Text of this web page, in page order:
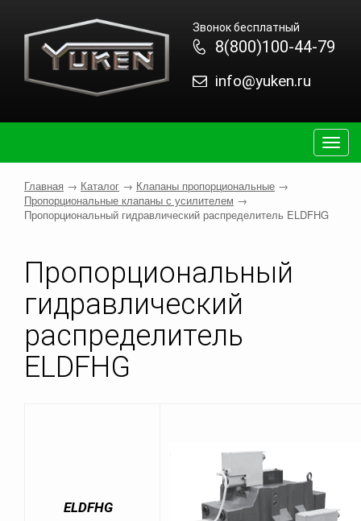
Звонок бесплатный
8(800)100-44-79
info@yuken.ru
Главная → Каталог → Клапаны пропорциональные →
Пропорциональные клапаны с усилителем →
Пропорциональный гидравлический распределитель ELDFНG
Пропорциональный
гидравлический
распределитель
ELDFНG
ELDFHG